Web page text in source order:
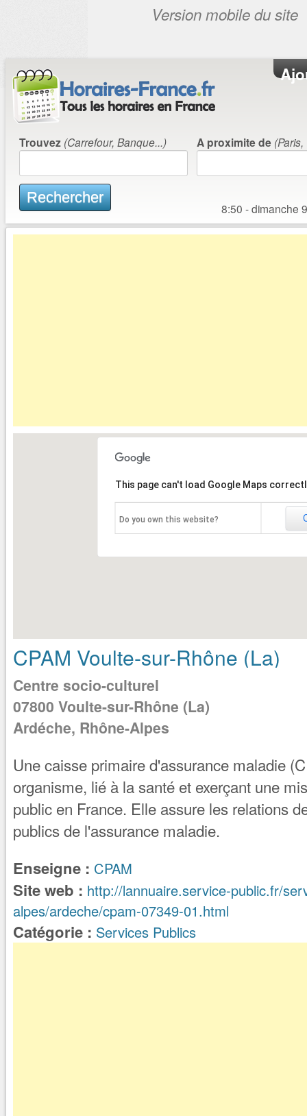
Trouvez (Carrefour, Banque...) A proximite de
Rechercher
8:50 - dimanche
Aller au contenu principal
This page can't load Google Maps
Do you own this website?
CPAM Voulte-sur-Rhône (La)
Centre socio-culturel
07800 Voulte-sur-Rhône (La)
Ardéche, Rhône-Alpes
Une caisse primaire d'assurance maladie
organisme, lié à la santé et exerçant une
public en France. Elle assure les relations
publics de l'assurance maladie.
Enseigne : CPAM
Site web : http://lannuaire.service-public.fr/
alpes/ardeche/cpam-07349-01.html
Catégorie : Services Publics